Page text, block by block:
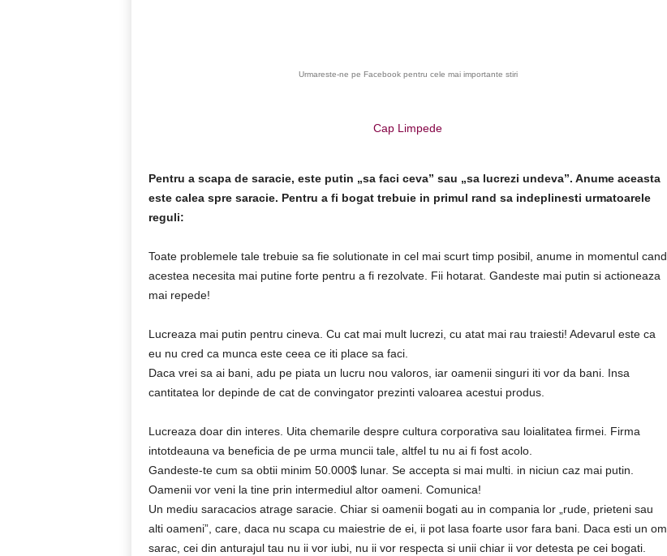
Urmareste-ne pe Facebook pentru cele mai importante stiri
Cap Limpede
Pentru a scapa de saracie, este putin „sa faci ceva” sau „sa lucrezi undeva”. Anume aceasta
este calea spre saracie. Pentru a fi bogat trebuie in primul rand sa indeplinesti urmatoarele
reguli:
Toate problemele tale trebuie sa fie solutionate in cel mai scurt timp posibil, anume in momentul cand
acestea necesita mai putine forte pentru a fi rezolvate. Fii hotarat. Gandeste mai putin si actioneaza
mai repede!
Lucreaza mai putin pentru cineva. Cu cat mai mult lucrezi, cu atat mai rau traiesti! Adevarul este ca
eu nu cred ca munca este ceea ce iti place sa faci.
Daca vrei sa ai bani, adu pe piata un lucru nou valoros, iar oamenii singuri iti vor da bani. Insa
cantitatea lor depinde de cat de convingator prezinti valoarea acestui produs.
Lucreaza doar din interes. Uita chemarile despre cultura corporativa sau loialitatea firmei. Firma
intotdeauna va beneficia de pe urma muncii tale, altfel tu nu ai fi fost acolo.
Gandeste-te cum sa obtii minim 50.000$ lunar. Se accepta si mai multi. in niciun caz mai putin.
Oamenii vor veni la tine prin intermediul altor oameni. Comunica!
Un mediu saracacios atrage saracie. Chiar si oamenii bogati au in compania lor „rude, prieteni sau
alti oameni”, care, daca nu scapa cu maiestrie de ei, ii pot lasa foarte usor fara bani. Daca esti un om
sarac, cei din anturajul tau nu ii vor iubi, nu ii vor respecta si unii chiar ii vor detesta pe cei bogati.